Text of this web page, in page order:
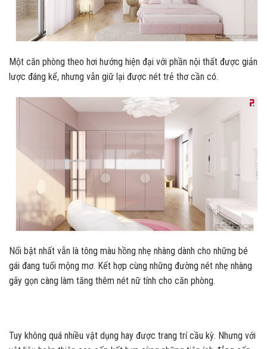
Một căn phòng theo hơi hướng hiện đại với phần nội thất được giản
lược đáng kể, nhưng vẫn giữ lại được nét trẻ thơ cần có.
Nổi bật nhất vẫn là tông màu hồng nhẹ nhàng dành cho những bé
gái đang tuổi mộng mơ. Kết hợp cùng những đường nét nhẹ nhàng
gãy gọn càng làm tăng thêm nét nữ tính cho căn phòng.
Tuy không quá nhiều vật dụng hay được trang trí cầu kỳ. Nhưng với